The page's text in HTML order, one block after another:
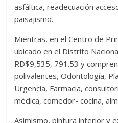
asfáltica, readecuación
paisajismo.
Mientras, en el Centro de
ubicado en el Distrito
RD$9,535, 791.53 y
polivalentes, Odontología,
Urgencia, Farmacia,
médica, comedor- cocina,
Asimismo, pintura interior y